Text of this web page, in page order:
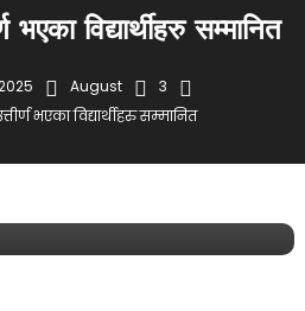
भएका विद्यार्थीहरु सम्मानित
August
3
भएका विद्यार्थीहरु सम्मानित
भएका विद्यार्थीहरु